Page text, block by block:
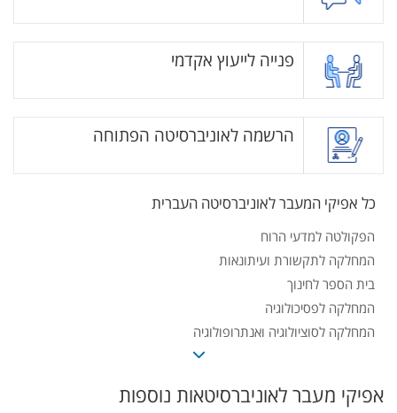
פנייה לייעוץ אקדמי
הרשמה לאוניברסיטה הפתוחה
כל אפיקי המעבר לאוניברסיטה העברית
הפקולטה למדעי הרוח
המחלקה לתקשורת ועיתונאות
בית הספר לחינוך
המחלקה לפסיכולוגיה
המחלקה לסוציולוגיה ואנתרופולוגיה
המחלקה לסטטיסטיקה
אפיקי מעבר לאוניברסיטאות נוספות